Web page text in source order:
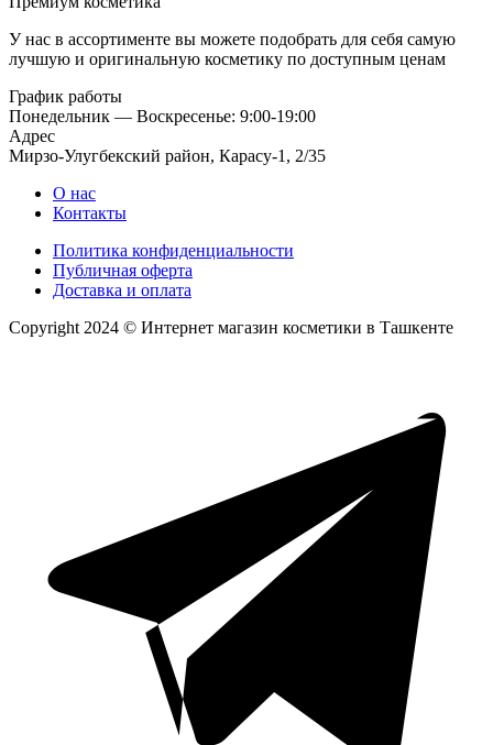
У нас в ассортименте вы можете подобрать для себя самую
лучшую и оригинальную косметику по доступным ценам
График работы
Понедельник — Воскресенье: 9:00-19:00
Адрес
Мирзо-Улугбекский район, Карасу-1, 2/35
О нас
Контакты
Политика конфиденциальности
Публичная оферта
Доставка и оплата
Copyright 2024 © Интернет магазин косметики в Ташкенте